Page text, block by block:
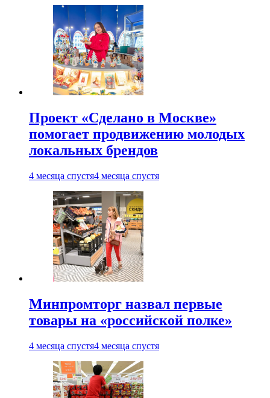
Проект «Сделано в Москве»
помогает продвижению молодых
локальных брендов
4 месяца спустя4 месяца спустя
Минпромторг назвал первые
товары на «российской полке»
4 месяца спустя4 месяца спустя